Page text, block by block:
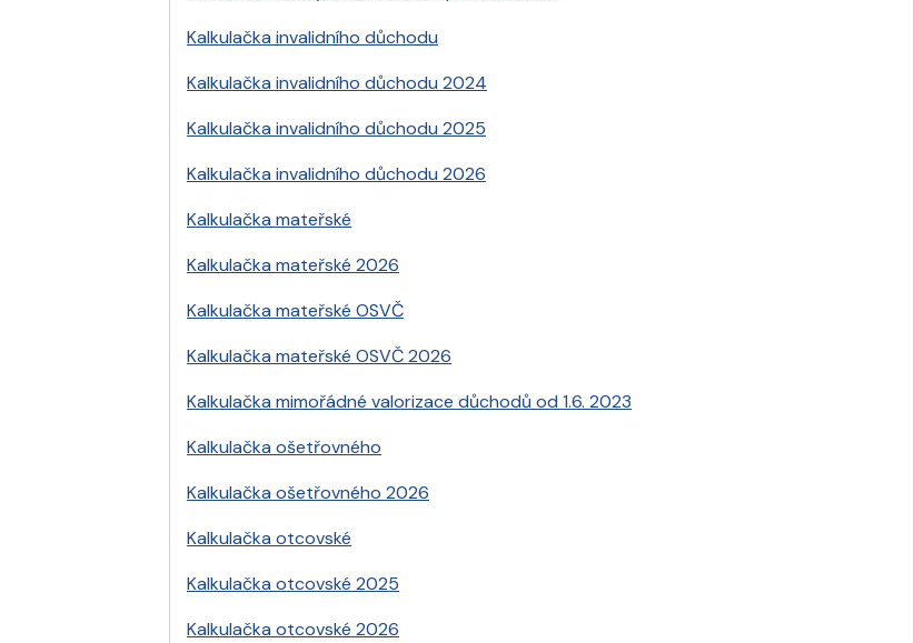
Kalkulačka invalidního důchodu
Kalkulačka invalidního důchodu 2024
Kalkulačka invalidního důchodu 2025
Kalkulačka invalidního důchodu 2026
Kalkulačka mateřské
Kalkulačka mateřské 2026
Kalkulačka mateřské OSVČ
Kalkulačka mateřské OSVČ 2026
Kalkulačka mimořádné valorizace důchodů od 1.6. 2023
Kalkulačka ošetřovného
Kalkulačka ošetřovného 2026
Kalkulačka otcovské
Kalkulačka otcovské 2025
Kalkulačka otcovské 2026